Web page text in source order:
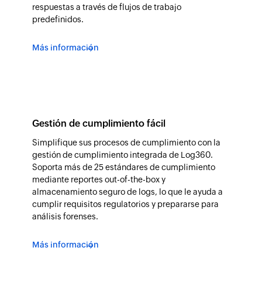
respuestas a través de flujos de trabajo
predefinidos.
Más información
Gestión de cumplimiento fácil
Simplifique sus procesos de cumplimiento con la
gestión de cumplimiento integrada de Log360.
Soporta más de 25 estándares de cumplimiento
mediante reportes out-of-the-box y
almacenamiento seguro de logs, lo que le ayuda a
cumplir requisitos regulatorios y prepararse para
análisis forenses.
Más información